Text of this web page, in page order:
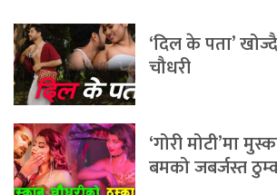
‘दिल के पता’
चौधरी
‘गोरी मोटी’मा
बमको जबर्जस्त